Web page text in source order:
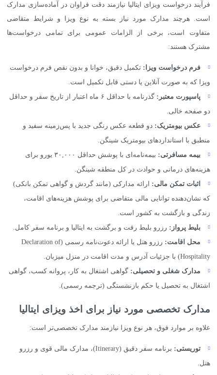
فرآیند درخواست ویزای ایتالیا نیازمند دقت فراوان در آماده‌سازی مدارک
است. هرچند مدارک مورد نیاز بسته به نوع ویزا و شرایط متقاضی
متفاوت است، برخی از الزامات عمومی برای تمامی درخواست‌ها
مشترک هستند:
فرم درخواست ویزا: تکمیل دقیق، خوانا و بدون نقص فرم درخواست
ویزا که به صورت آنلاین یا دستی قابل تکمیل است.
پاسپورت معتبر:
گذرنامه با حداقل ۶ ماه اعتبار از تاریخ سفر و حداقل
دو صفحه خالی.
عکس بیومتریک: دو قطعه عکس رنگی جدید با پس‌زمینه سفید و
منطبق با استانداردهای بیومتریک شینگن.
بیمه مسافرتی:
بیمه‌نامه‌ای با پوشش حداقل ۳۰,۰۰۰ یورو برای
هزینه‌های درمانی و حوادث در کل منطقه شینگن.
اثبات تمکن مالی: ارائه مدارکی (مانند گردش و گواهی تمکن بانکی)
که نشان‌دهنده توانایی مالی متقاضی برای پوشش هزینه‌های اقامت،
زندگی و بازگشت به کشور است.
بلیط پرواز: رزرو بلیط رفت و برگشت به ایتالیا و برنامه سفر کامل.
محل اقامت:
رزرو هتل یا ارائه دعوت‌نامه رسمی (Declaration of
Hospitality) با جزئیات آدرس و مدت اقامت در منزل میزبان.
مدارک شغلی و تحصیلی: گواهی اشتغال به کار، پروانه کسب، گواهی
اشتغال به تحصیل یا حکم بازنشستگی (ترجمه رسمی).
مدارک تخصصی مورد نیاز برای اخذ ویزای ایتالیا
علاوه بر موارد فوق، هر نوع ویزا نیازمند مدارک تخصصی‌تر است:
توریستی:
برنامه سفر دقیق (Itinerary)، مدارک مالی قوی و رزرو
هتل.